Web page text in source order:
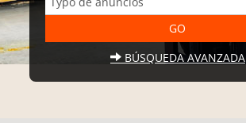
BÚSQUEDA AVANZADA